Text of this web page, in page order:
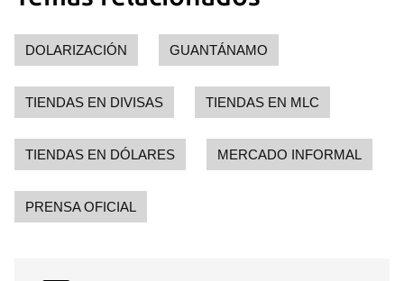
DOLARIZACIÓN GUANTÁNAMO
TIENDAS EN DIVISAS TIENDAS EN MLC
TIENDAS EN DÓLARES MERCADO INFORMAL
PRENSA OFICIAL